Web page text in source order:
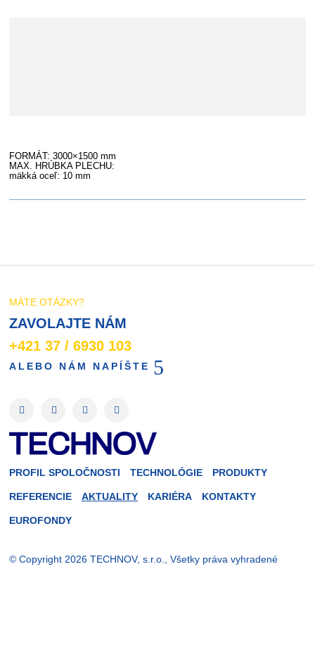
FORMÁT: 3000×1500 mm
MAX. HRÚBKA PLECHU:
mäkká oceľ: 10 mm
MÁTE OTÁZKY?
ZAVOLAJTE NÁM
+421 37 / 6930 103
ALEBO NÁM NAPÍŠTE
PROFIL SPOLOČNOSTI TECHNOLÓGIE PRODUKTY
REFERENCIE AKTUALITY KARIÉRA KONTAKTY
EUROFONDY
© Copyright 2026 TECHNOV, s.r.o., Všetky práva vyhradené